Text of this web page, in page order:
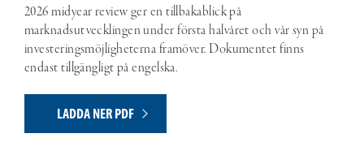
2026 midyear review ger en tillbakablick på
marknadsutvecklingen under första halvåret och vår syn på
investeringsmöjligheterna framöver. Dokumentet finns
endast tillgängligt på engelska.
LADDA NER PDF